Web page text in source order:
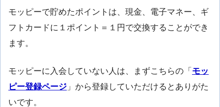
モッピーで貯めたポイントは、現金、電子マネー、ギ
フトカードに１ポイント＝１円で交換することができ
ます。
モッピーに入会していない人は、まずこちらの「 モッ
ピー登録ページ 」から登録していただけるとありがた
いです。